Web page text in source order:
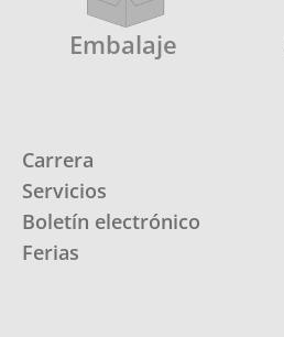
Embalaje
Carrera
Servicios
Boletín electrónico
Ferias